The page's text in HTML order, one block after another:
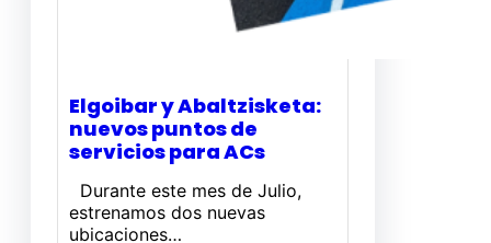
Elgoibar y Abaltzisketa:
nuevos puntos de
servicios para ACs
Durante este mes de Julio,
estrenamos dos nuevas
ubicaciones…